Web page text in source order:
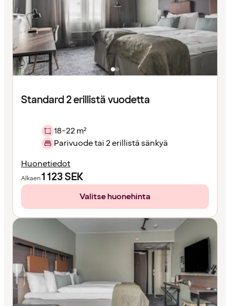
Standard 2 erillistä vuodetta
18-22 m²
Parivuode tai 2 erillistä sänkyä
Huonetiedot
Alkaen1 123SEK
Valitse huonehinta